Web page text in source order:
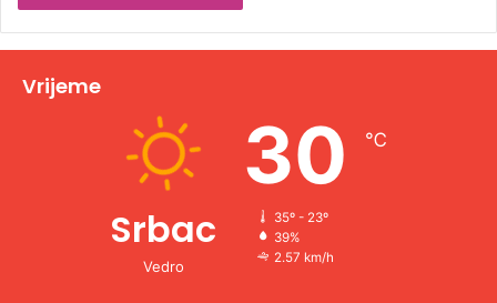
t
vVrijeme
Srbac
Vedro
30 ℃
35º - 23º
39%
2.57 km/h